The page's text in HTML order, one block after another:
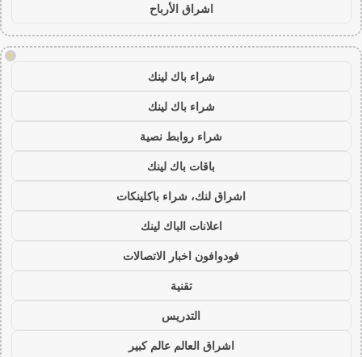
اشراق الأرباح
!
شراء باك لينك
شراء باك لينك
شراء روابط نصية
باقات باك لينك
اشراق لنك، شراء باكلينكات
اعلانات الباك لينك
فودوافون اخبار الاتصالات
تقنية
التدريس
اشراق العالم عالم كبير